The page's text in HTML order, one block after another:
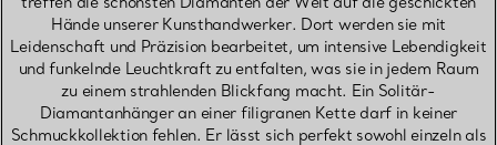
Hände unserer Kunsthandwerker. Dort werden sie mit
Leidenschaft und Präzision bearbeitet, um intensive Lebendigkeit
und funkelnde Leuchtkraft zu entfalten, was sie in jedem Raum
zu einem strahlenden Blickfang macht. Ein Solitär-
Diamantanhänger an einer filigranen Kette darf in keiner
Schmuckkollektion fehlen. Er lässt sich perfekt sowohl einzeln als